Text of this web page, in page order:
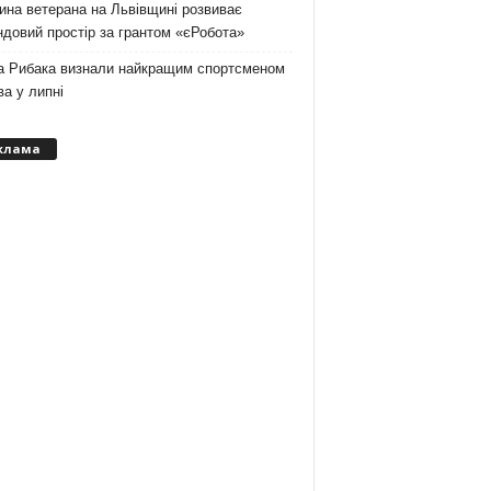
ветерана на Львівщині розвиває
простір за грантом «єРобота»
Рибака визнали найкращим спортсменом
у липні